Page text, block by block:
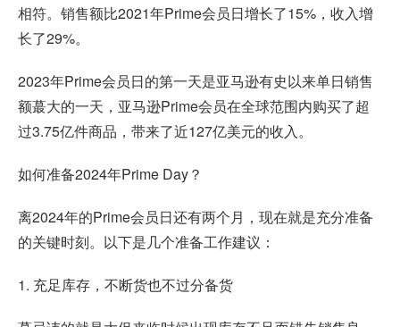
相符。销售额比2021年Prime会员日增长了15%，收入增
长了29%。
2023年Prime会员日的第一天是亚马逊有史以来单日销售
额蕞大的一天，亚马逊Prime会员在全球范围内购买了超
过3.75亿件商品，带来了近127亿美元的收入。
如何准备2024年Prime Day？
离2024年的Prime会员日还有两个月，现在就是充分准备
的关键时刻。以下是几个准备工作建议：
1. 充足库存，不断货也不过分备货